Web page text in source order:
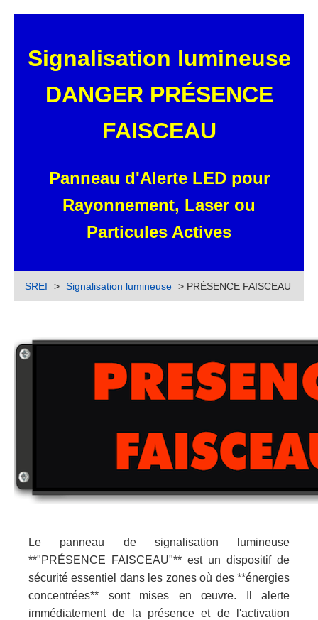
Signalisation lumineuse
DANGER PRÉSENCE
FAISCEAU
Panneau d'Alerte LED pour
Rayonnement, Laser ou
Particules Actives
SREI > Signalisation lumineuse > PRÉSENCE FAISCEAU
Le panneau de signalisation lumineuse
**"PRÉSENCE FAISCEAU"** est un dispositif de
sécurité essentiel dans les zones où des **énergies
concentrées** sont mises en œuvre. Il alerte
immédiatement de la présence et de l'activation